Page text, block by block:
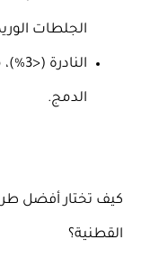
الجلطات
الدمج.
كيف تختار أفضل
القطنية؟